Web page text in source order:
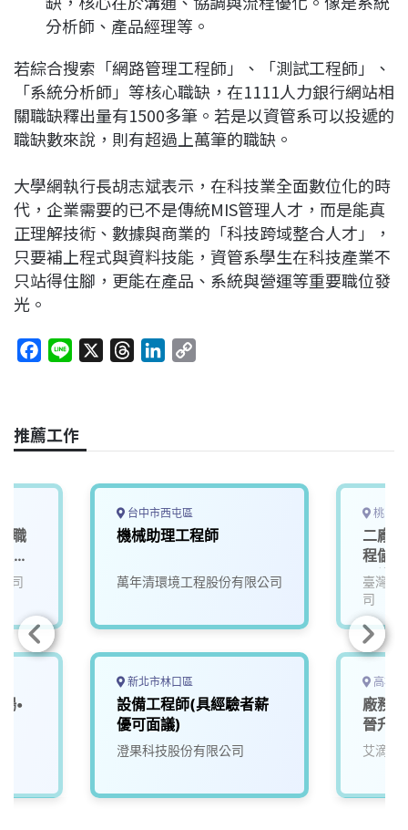
分析師、產品經理等。
若綜合搜索「網路管理工程師」、「測試工程師」、
「系統分析師」等核心職缺，在1111人力銀行網站相
關職缺釋出量有1500多筆。若是以資管系可以投遞的
職缺數來說，則有超過上萬筆的職缺。
大學網執行長胡志斌表示，在科技業全面數位化的時
代，企業需要的已不是傳統MIS管理人才，而是能真
正理解技術、數據與商業的「科技跨域整合人才」，
只要補上程式與資料技能，資管系學生在科技產業不
只站得住腳，更能在產品、系統與營運等重要職位發
光。
e
b
o
a
s
e
I
n
L
n
推薦工作
職
務
司
•
台中市西屯區
機械助理工程師
萬年清環境工程股份有限公司
新北市林口區
設備工程師(具經驗者薪
優可面議)
澄果科技股份有限公司
桃園
二廠
程儲
另議
班津
員工
臺灣永
司
高雄
廠務
晉升
艾滴科